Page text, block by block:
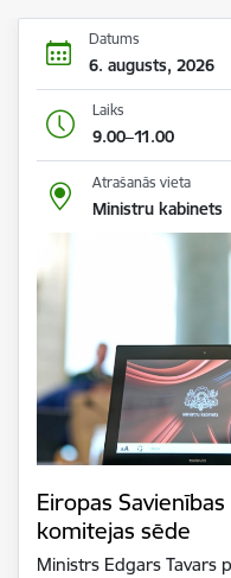
Datums
6. augusts, 2026
Laiks
9.00–11.00
Atrašanās vieta
Ministru kabinets
Eiropas
komitejas sēde
Ministrs Edgars Tavars